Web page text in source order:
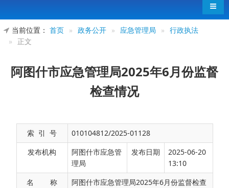
导航
当前位置： 首页 » 政务公开 » 应急管理局 » 行政执法
»
正文
阿图什市应急管理局2025年6月份监督
检查情况
索 引 号
010104812/2025-01128
发布机构
阿图什市应急管
理局
发布日期
2025-06-20
13:10
名 称
阿图什市应急管理局2025年6月份监督检查